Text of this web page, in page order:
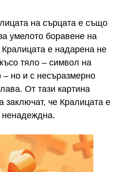
на сърцата е също
умелото боравене на
е надарена не
тяло – символ на
– но и с несъразмерно
От тази картина
заключат, че Кралицата е
ненадеждна.